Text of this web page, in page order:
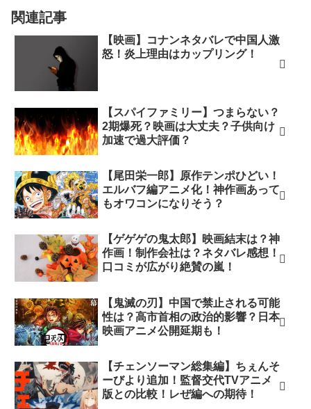
関連記事
【映画】コナンネタバレで中国人激
怒！炎上理由はカップリング！
【スパイファミリー】つまらない？
2期爆死？映画は大丈夫？子供向け
加速で過大評価？
【尾田栄一郎】原作テンポひどい！
エルバフ編アニメ化！神作画あって
もオワコンになりそう？
【ゲゲゲの鬼太郎】映画結末は？神
作画！制作会社は？ネタバレ感想！
口コミが広がり絶賛の嵐！
【鬼滅の刃】中国で禁止される可能
性は？高市首相の政治的影響？日本
映画アニメ公開延期も！
【チェンソーマン総集編】ちぇんそ
ーびより追加！監督交代TVアニメ
版との比較！レぜ編への期待！